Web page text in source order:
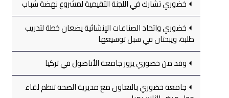
خضوري تشارك في اللجنة التقيمية لمشروع نهضة شباب
خضوري واتحاد الصناعات الإنشائية يضعان خطة لتدريب
طلبة، ويبحثان في سبل توسيعها
وفد من خضوري يزور جامعة الأناضول في تركيا
جامعة خضوري بالتعاون مع مديرية الصحة تنظم لقاء